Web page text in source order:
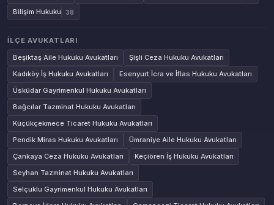
Bilişim Hukuku 38
İLÇE AVUKATLARI
Beşiktaş Aile Hukuku Avukatları
Şişli Ceza Hukuku Avukatları
Kadıköy İş Hukuku Avukatları
Esenyurt İcra ve İflas Hukuku Avukatları
Üsküdar Gayrimenkul Hukuku Avukatları
Bağcılar Tazminat Hukuku Avukatları
Küçükçekmece Ticaret Hukuku Avukatları
Pendik Miras Hukuku Avukatları
Ümraniye Aile Hukuku Avukatları
Çankaya Ceza Hukuku Avukatları
Keçiören İş Hukuku Avukatları
Seyhan Tazminat Hukuku Avukatları
Selçuklu Gayrimenkul Hukuku Avukatları